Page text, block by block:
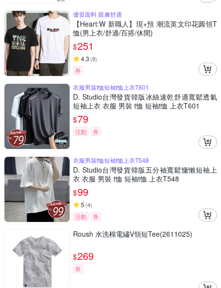
優質面料 親膚舒適
【Heart:W 新職人】現+預 潮流英文印花圓領T
恤(男上衣/舒適/百搭/休閒)
$251
4.3 (9)
券
衣服男裝t恤短袖t恤上衣T601
D. Studio台灣發貨韓版冰絲速乾舒適寬鬆透氣
短袖上衣 衣服 男裝 t恤 短袖t恤 上衣T601
$79
活動 券
衣服男裝t恤短袖t恤上衣T548
D. Studio台灣發貨韓版五分袖寬鬆慵懶短袖上
衣 衣服 男裝 t恤 短袖t恤 上衣T548
$99
5 (4)
活動 券
Roush 水洗棉電繡V領短Tee(2611025)
$269
券